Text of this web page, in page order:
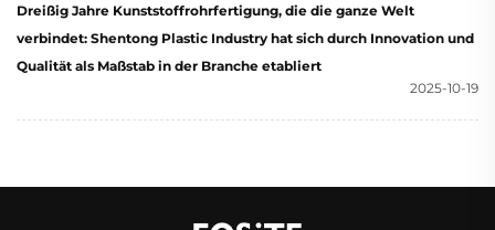
Dreißig Jahre Kunststoffrohrfertigung, die die ganze Welt
verbindet: Shentong Plastic Industry hat sich durch Innovation und
Qualität als Maßstab in der Branche etabliert
2025-10-19